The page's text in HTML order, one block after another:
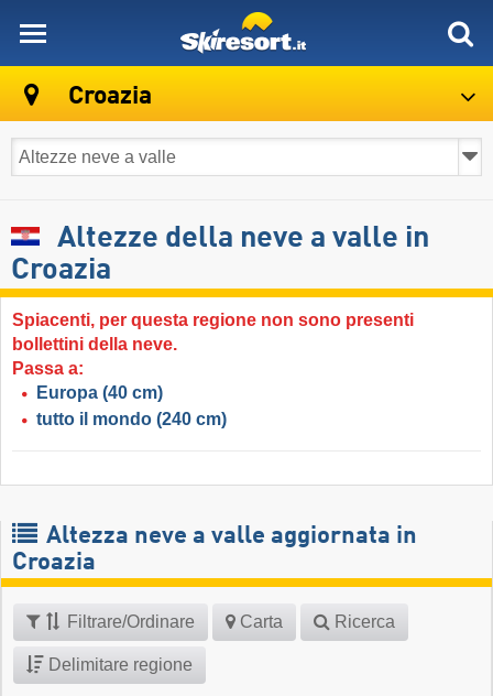
Croazia
Altezze della neve a valle in
Croazia
Spiacenti, per questa regione non sono presenti
bollettini della neve.
Passa a:
Europa (40 cm)
tutto il mondo (240 cm)
Altezza neve a valle aggiornata in
Croazia
Filtrare/Ordinare Carta Ricerca
Delimitare regione